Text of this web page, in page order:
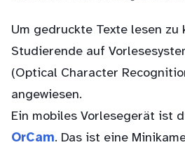
Um gedruckte Texte lesen zu
Studierende auf
(Optical Character
angewiesen.
Ein mobiles Vorlesegerät ist
OrCam. Das ist eine